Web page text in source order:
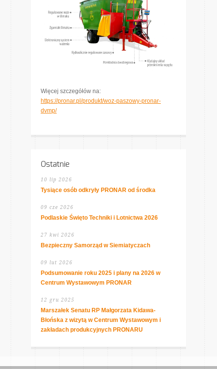
Więcej szczegółów na:
https://pronar.pl/produkt/woz-paszowy-pronar-
dvmp/
Ostatnie
10 lip 2026
Tysiące osób odkryły PRONAR od środka
09 cze 2026
Podlaskie Święto Techniki i Lotnictwa 2026
27 kwi 2026
Bezpieczny Samorząd w Siemiatyczach
09 lut 2026
Podsumowanie roku 2025 i plany na 2026 w
Centrum Wystawowym PRONAR
12 gru 2025
Marszałek Senatu RP Małgorzata Kidawa-
Błońska z wizytą w Centrum Wystawowym i
zakładach produkcyjnych PRONARU